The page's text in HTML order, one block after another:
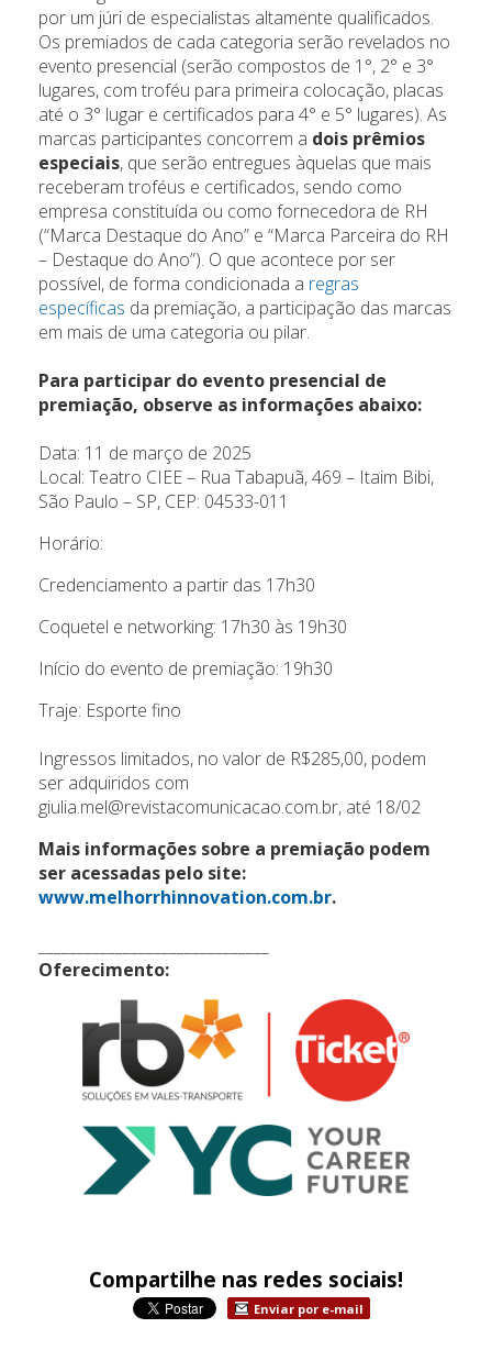
por um júri de especialistas altamente qualificados.
Os premiados de cada categoria serão revelados no
evento presencial (serão compostos de 1°, 2° e 3°
lugares, com troféu para primeira colocação, placas
até o 3° lugar e certificados para 4° e 5° lugares). As
marcas participantes concorrem a dois prêmios
especiais, que serão entregues àquelas que mais
receberam troféus e certificados, sendo como
empresa constituída ou como fornecedora de RH
(“Marca Destaque do Ano” e “Marca Parceira do RH
– Destaque do Ano”). O que acontece por ser
possível, de forma condicionada a regras
específicas da premiação, a participação das marcas
em mais de uma categoria ou pilar.
Para participar do evento presencial de
premiação, observe as informações abaixo:
Data: 11 de março de 2025
Local: Teatro CIEE – Rua Tabapuã, 469 – Itaim Bibi,
São Paulo – SP, CEP: 04533-011
Horário:
Credenciamento a partir das 17h30
Coquetel e networking: 17h30 às 19h30
Início do evento de premiação: 19h30
Traje: Esporte fino
Ingressos limitados, no valor de R$285,00, podem
ser adquiridos com
giulia.mel@revistacomunicacao.com.br, até 18/02
Mais informações sobre a premiação podem
ser acessadas pelo site:
www.melhorrhinnovation.com.br.
Oferecimento:
Compartilhe nas redes sociais!
Enviar por e-mail